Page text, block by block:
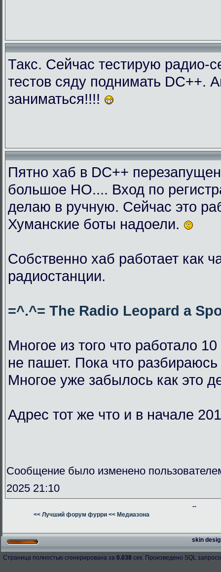
Такс. Сейчас тестирую радио-
тестов сяду поднимать DC++.
заниматься!!!!
Пятно хаб в DC++
большое НО.... Вход по
делаю в ручную. Сейчас это
Хуманские боты надоели.
Собственно хаб работает как
радиостанции.
=^.^= The Radio Leopard a
Многое из того что работало
не пашет. Пока что
Многое уже забылось как это
Адрес тот же что и в начале
Сообщение было изменено
2025 21:10
--
<< Лучший форум фурри << Медиазона
skin
Страница полностью сгенерирована за 0.038 сек. Произведено SQL